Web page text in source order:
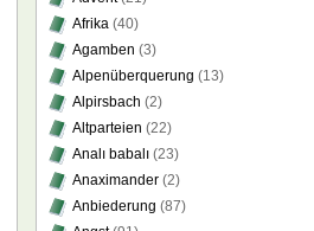
Afrika (40)
Agamben (3)
Alpenüberquerung (13)
Alpirsbach (2)
Altparteien (22)
Analı babalı (23)
Anaximander (2)
Anbiederung (87)